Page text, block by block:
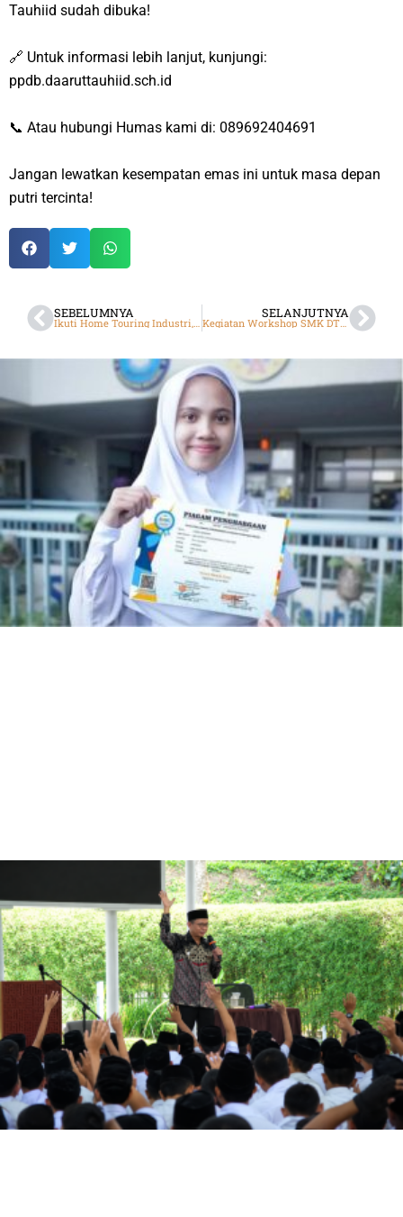
Tauhiid sudah dibuka!
🔗 Untuk informasi lebih lanjut, kunjungi:
ppdb.daaruttauhiid.sch.id
📞 Atau hubungi Humas kami di: 089692404691
Jangan lewatkan kesempatan emas ini untuk masa depan
putri tercinta!
SEBELUMNYA
Ikuti Home Touring Industri, Siswa SMP DTBS Putra Antusias Belajar di SMK DTBS Putra
SELANJUTNYA
Kegiatan Workshop SMK DTBS